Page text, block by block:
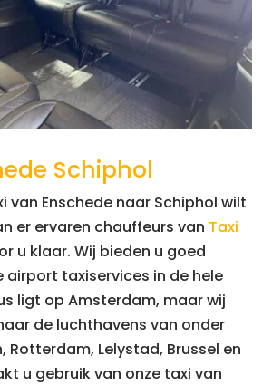
Schiphol
van Enschede naar Schiphol wilt
er ervaren chauffeurs van Taxi
u klaar. Wij bieden u goed
airport taxiservices in de hele
ligt op Amsterdam, maar wij
de luchthavens van onder
Rotterdam, Lelystad, Brussel en
u gebruik van onze taxi van